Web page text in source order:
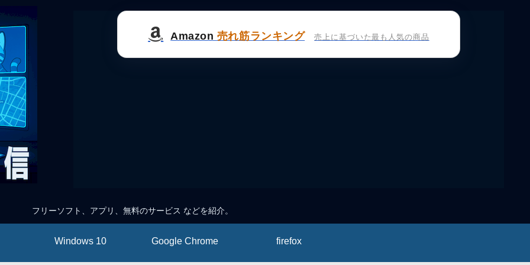
Amazon 売れ筋ランキング 売上に基づいた最も人気の商品
フリーソフト、アプリ、無料のサービス などを紹介。
Windows 10 Google Chrome firefox